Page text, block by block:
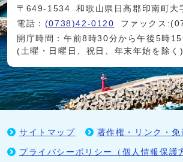
〒649-1534
和歌山県日高郡印南町大
電話： (0738)42-0120
ファックス
開庁時間：午前8時30分から午後5時
(土曜・日曜日、祝日、年末年始を除く)
サイトマップ 著作権・リンク・免
プライバシーポリシー（個人情報保護